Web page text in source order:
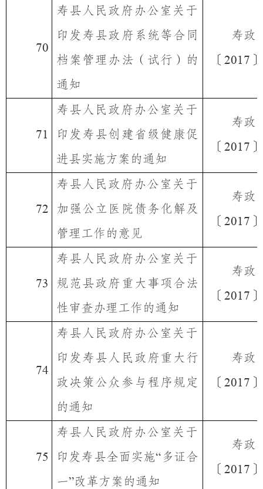
70
寿县人民政府办公室关于
印发寿县政府系统等合同
档案管理办法（试行）的
通知
寿政
〔 2017 〕
71
寿县人民政府办公室关于
印发寿县创建省级健康促
进县实施方案的通知
寿政
〔 2017 〕
72
寿县人民政府办公室关于
加强公立医院债务化解及
管理工作的意见
寿政
〔 2017 〕
73
寿县人民政府办公室关于
规范县政府重大事项合法
性审查办理工作的通知
寿政
〔 2017 〕
74
寿县人民政府办公室关于
印发寿县人民政府重大行
政决策公众参与程序规定
的通知
寿政
〔 2017 〕
75
寿县人民政府办公室关于
印发寿县全面实施“ 多证合
一”改革方案的通知
寿政
〔 2017 〕